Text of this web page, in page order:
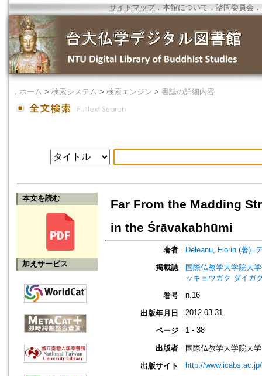
サイトマップ．本館について ． 諮問委員会 ．
． ホーム > 検索システム > 検索エンジン > 書誌の詳細内容
本文を読む
加えサービス
Far From the Madding
in the Śrāvakabhūmi
著者
Deleanu, Florin (著)=
掲載誌
国際仏教学大学院大
ッキョウガク ダイガ
巻号
n.16
出版年月日 2012.03.31
ページ 1 - 38
出版者
国際仏教学大学院大学
出版サイト
http://www.icabs.ac.jp/